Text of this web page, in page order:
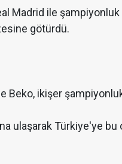
Madrid ile
götürdü.
ikişer şampiyonluk
ulaşarak Türkiye'ye bu